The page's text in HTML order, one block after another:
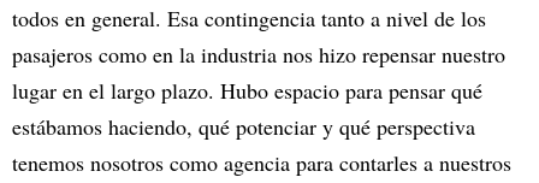
todos en general. Esa contingencia tanto a nivel de los
pasajeros como en la industria nos hizo repensar nuestro
lugar en el largo plazo. Hubo espacio para pensar qué
estábamos haciendo, qué potenciar y qué perspectiva
tenemos nosotros como agencia para contarles a nuestros